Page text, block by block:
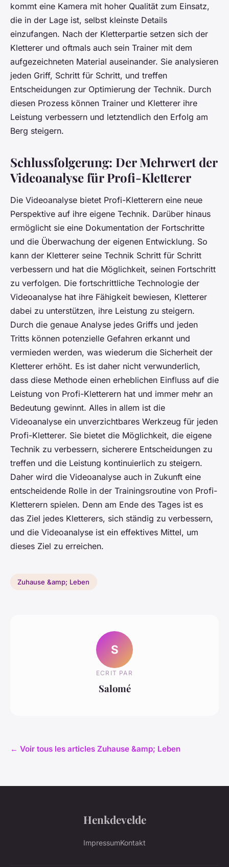
kommt eine Kamera mit hoher Qualität zum Einsatz,
die in der Lage ist, selbst kleinste Details
einzufangen. Nach der Kletterpartie setzen sich der
Kletterer und oftmals auch sein Trainer mit dem
aufgezeichneten Material auseinander. Sie analysieren
jeden Griff, Schritt für Schritt, und treffen
Entscheidungen zur Optimierung der Technik. Durch
diesen Prozess können Trainer und Kletterer ihre
Leistung verbessern und letztendlich den Erfolg am
Berg steigern.
Schlussfolgerung: Der Mehrwert der
Videoanalyse für Profi-Kletterer
Die Videoanalyse bietet Profi-Kletterern eine neue
Perspektive auf ihre eigene Technik. Darüber hinaus
ermöglicht sie eine Dokumentation der Fortschritte
und die Überwachung der eigenen Entwicklung. So
kann der Kletterer seine Technik Schritt für Schritt
verbessern und hat die Möglichkeit, seinen Fortschritt
zu verfolgen. Die fortschrittliche Technologie der
Videoanalyse hat ihre Fähigkeit bewiesen, Kletterer
dabei zu unterstützen, ihre Leistung zu steigern.
Durch die genaue Analyse jedes Griffs und jeden
Tritts können potenzielle Gefahren erkannt und
vermieden werden, was wiederum die Sicherheit der
Kletterer erhöht. Es ist daher nicht verwunderlich,
dass diese Methode einen erheblichen Einfluss auf die
Leistung von Profi-Kletterern hat und immer mehr an
Bedeutung gewinnt. Alles in allem ist die
Videoanalyse ein unverzichtbares Werkzeug für jeden
Profi-Kletterer. Sie bietet die Möglichkeit, die eigene
Technik zu verbessern, sicherere Entscheidungen zu
treffen und die Leistung kontinuierlich zu steigern.
Daher wird die Videoanalyse auch in Zukunft eine
entscheidende Rolle in der Trainingsroutine von Profi-
Kletterern spielen. Denn am Ende des Tages ist es
das Ziel jedes Kletterers, sich ständig zu verbessern,
und die Videoanalyse ist ein effektives Mittel, um
dieses Ziel zu erreichen.
Zuhause &amp; Leben
S
ECRIT PAR
Salomé
← Voir tous les articles Zuhause &amp; Leben
Henkdevelde
ImpressumKontakt